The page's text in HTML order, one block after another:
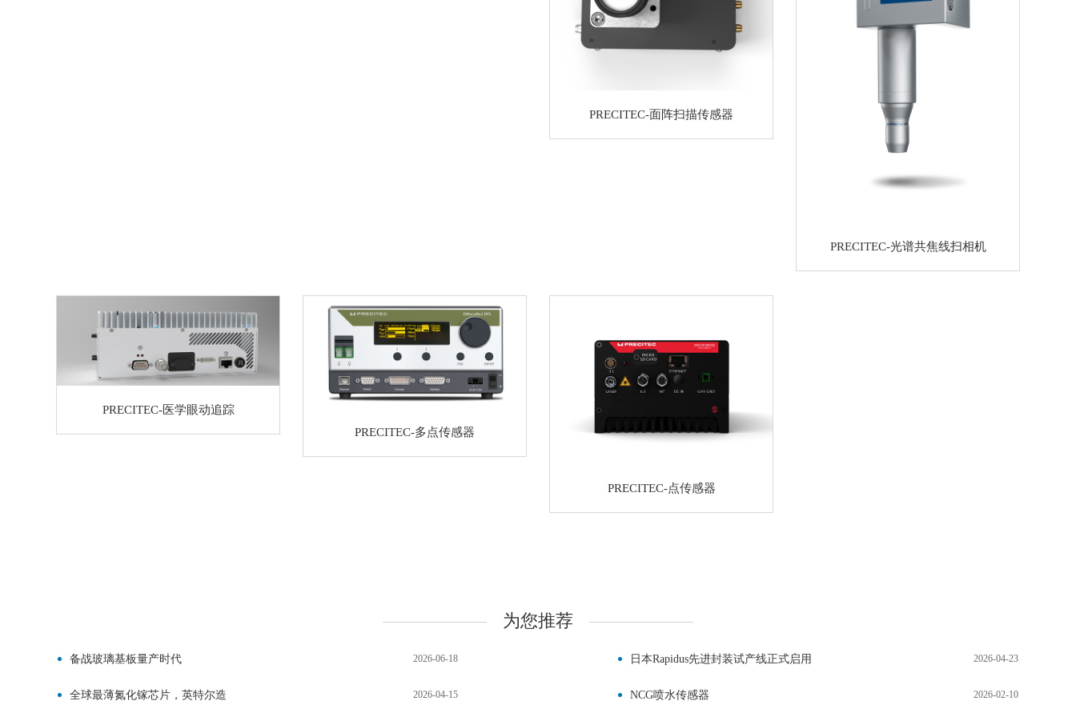
PRECITEC-面阵扫描传感器
PRECITEC-光谱共焦线扫相机
PRECITEC-医学眼动追踪
PRECITEC-多点传感器
PRECITEC-点传感器
为您推荐
备战玻璃基板量产时代 2026-06-18 日本Rapidus先进封装试产线正式启用 2026-04-23
全球最薄氮化镓芯片，英特尔造 2026-04-15 NCG喷水传感器 2026-02-10